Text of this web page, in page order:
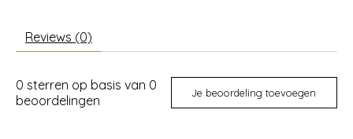
Reviews (0)
0 sterren op basis van 0
beoordelingen
Je beoordeling toevoegen